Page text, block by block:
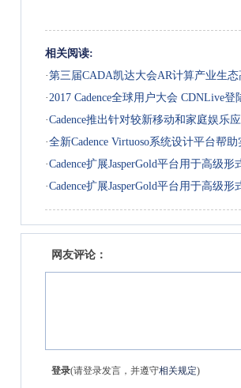
相关阅读:
·第三届CADA凯达大会AR计算产业生
· 2017 Cadence全球用户大会 CDNLive登
·Cadence推出针对较新移动和家庭娱乐
·全新Cadence Virtuoso系统设计平台帮
流程
·Cadence扩展JasperGold平台用于高级
·Cadence扩展JasperGold平台用于高级
网友评论：
登录(请登录发言，并遵守相关规定)